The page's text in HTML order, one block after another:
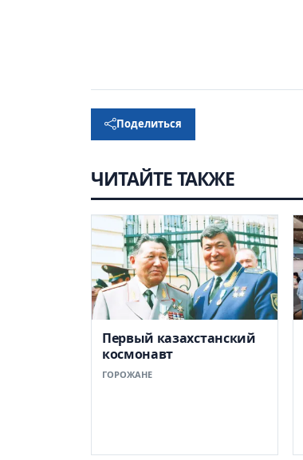
Поделиться
ЧИТАЙТЕ ТАКЖЕ
Первый казахстанский
космонавт
ГОРОЖАНЕ